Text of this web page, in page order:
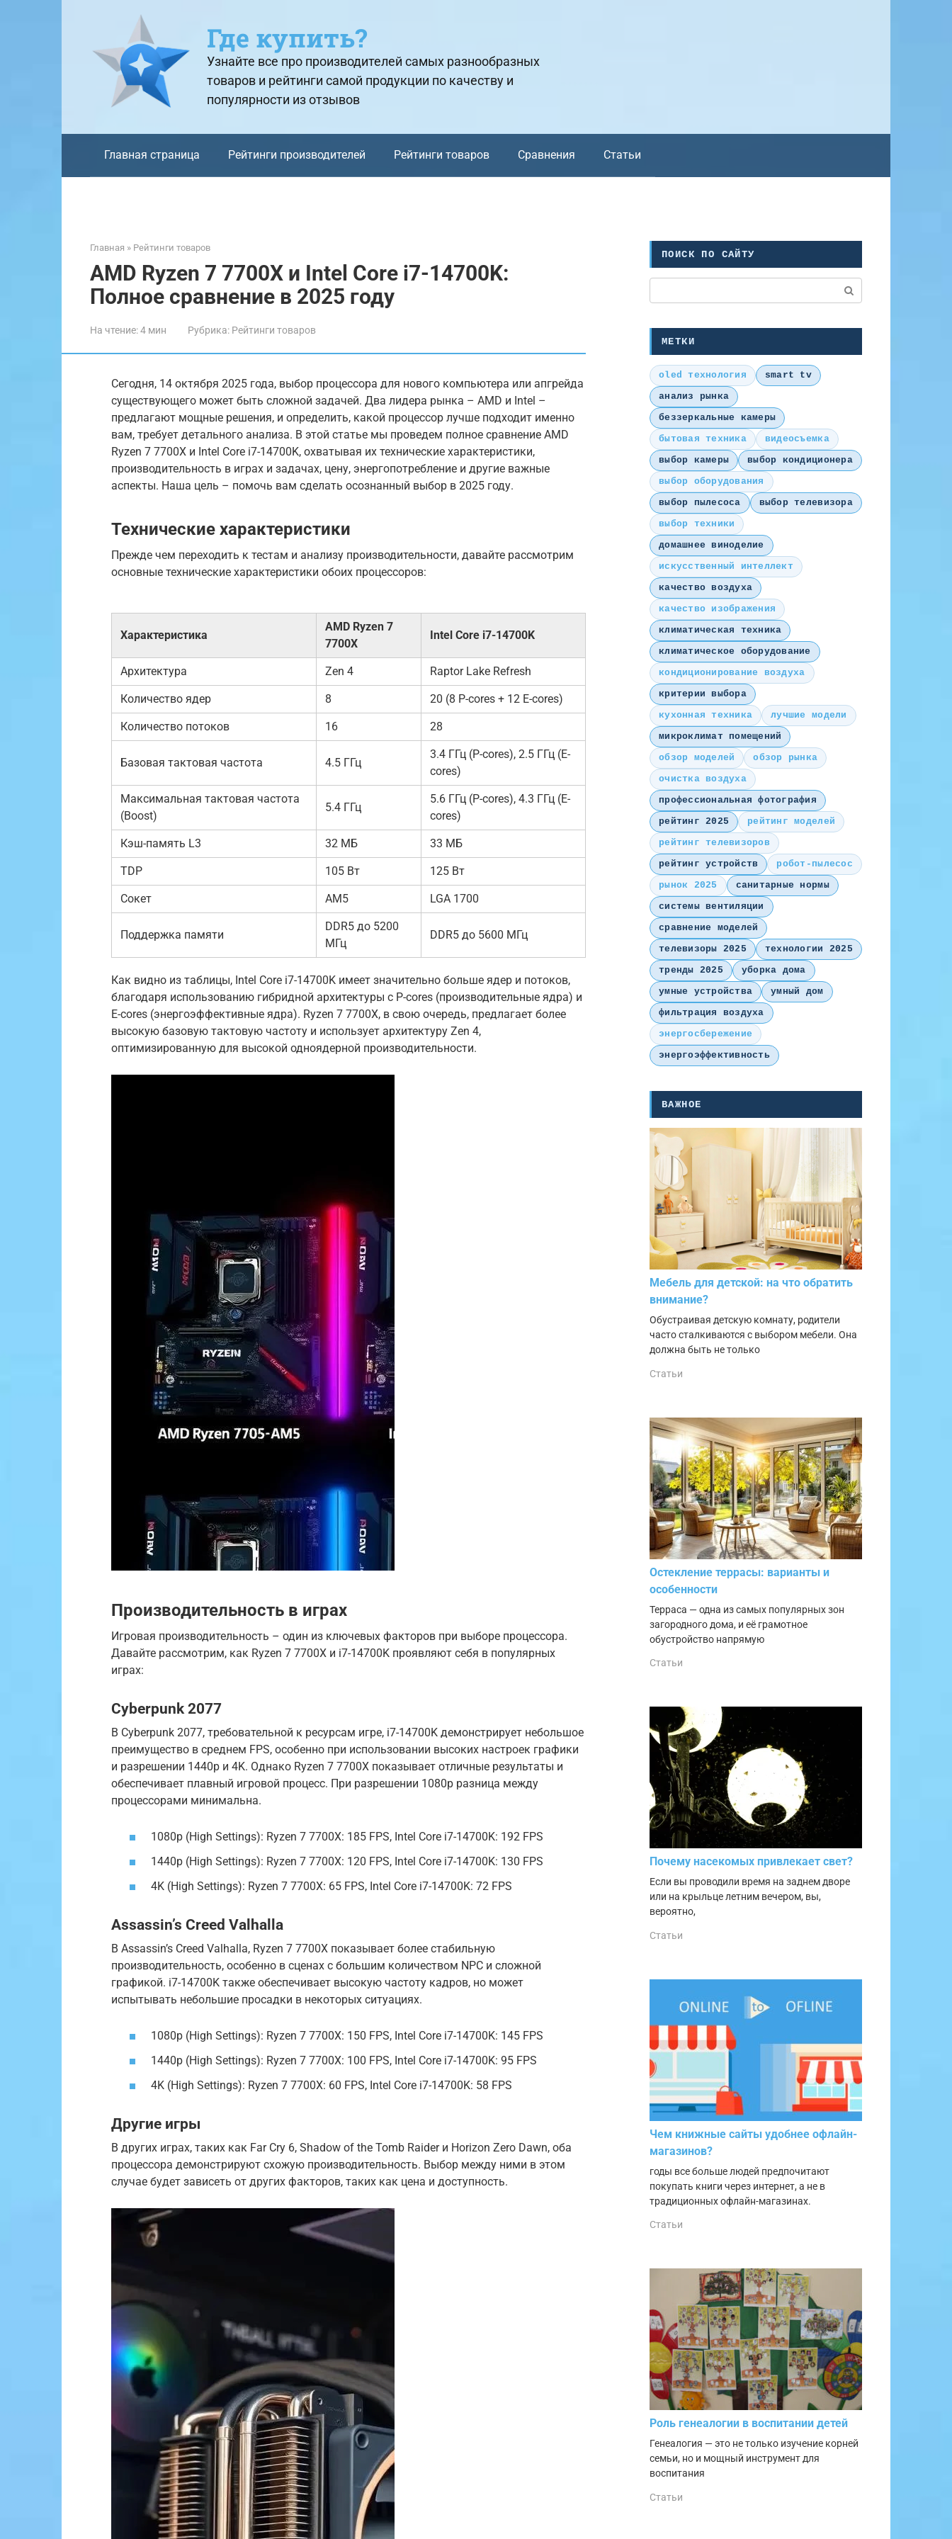
Где купить?
Узнайте все про производителей самых разнообразных
товаров и рейтинги самой продукции по качеству и
популярности из отзывов
Главная страница Рейтинги производителей Рейтинги товаров Сравнения Статьи
Главная » Рейтинги товаров
AMD Ryzen 7 7700X и Intel Core i7-14700K:
Полное сравнение в 2025 году
На чтение:4 мин Рубрика: Рейтинги товаров
Сегодня, 14 октября 2025 года, выбор процессора для нового компьютера или апгрейда
существующего может быть сложной задачей. Два лидера рынка – AMD и Intel –
предлагают мощные решения, и определить, какой процессор лучше подходит именно
вам, требует детального анализа. В этой статье мы проведем полное сравнение AMD
Ryzen 7 7700X и Intel Core i7-14700K, охватывая их технические характеристики,
производительность в играх и задачах, цену, энергопотребление и другие важные
аспекты. Наша цель – помочь вам сделать осознанный выбор в 2025 году.
Технические характеристики
Прежде чем переходить к тестам и анализу производительности, давайте рассмотрим
основные технические характеристики обоих процессоров:
Характеристика
AMD Ryzen 7
7700X
Intel Core i7-14700K
Архитектура Zen 4 Raptor Lake Refresh
Количество ядер 8 20 (8 P-cores + 12 E-cores)
Количество потоков 16 28
Базовая тактовая частота 4.5 ГГц
3.4 ГГц (P-cores), 2.5 ГГц (E-
cores)
Максимальная тактовая частота
(Boost)
5.4 ГГц
5.6 ГГц (P-cores), 4.3 ГГц (E-
cores)
Кэш-память L3 32 МБ 33 МБ
TDP 105 Вт 125 Вт
Сокет AM5 LGA 1700
Поддержка памяти
DDR5 до 5200
МГц
DDR5 до 5600 МГц
Как видно из таблицы, Intel Core i7-14700K имеет значительно больше ядер и потоков,
благодаря использованию гибридной архитектуры с P-cores (производительные ядра) и
E-cores (энергоэффективные ядра). Ryzen 7 7700X, в свою очередь, предлагает более
высокую базовую тактовую частоту и использует архитектуру Zen 4,
оптимизированную для высокой одноядерной производительности.
Производительность в играх
Игровая производительность – один из ключевых факторов при выборе процессора.
Давайте рассмотрим, как Ryzen 7 7700X и i7-14700K проявляют себя в популярных
играх:
Cyberpunk 2077
В Cyberpunk 2077, требовательной к ресурсам игре, i7-14700K демонстрирует небольшое
преимущество в среднем FPS, особенно при использовании высоких настроек графики
и разрешении 1440p и 4K. Однако Ryzen 7 7700X показывает отличные результаты и
обеспечивает плавный игровой процесс. При разрешении 1080p разница между
процессорами минимальна.
1080p (High Settings): Ryzen 7 7700X: 185 FPS, Intel Core i7-14700K: 192 FPS
1440p (High Settings): Ryzen 7 7700X: 120 FPS, Intel Core i7-14700K: 130 FPS
4K (High Settings): Ryzen 7 7700X: 65 FPS, Intel Core i7-14700K: 72 FPS
Assassin’s Creed Valhalla
В Assassin’s Creed Valhalla, Ryzen 7 7700X показывает более стабильную
производительность, особенно в сценах с большим количеством NPC и сложной
графикой. i7-14700K также обеспечивает высокую частоту кадров, но может
испытывать небольшие просадки в некоторых ситуациях.
1080p (High Settings): Ryzen 7 7700X: 150 FPS, Intel Core i7-14700K: 145 FPS
1440p (High Settings): Ryzen 7 7700X: 100 FPS, Intel Core i7-14700K: 95 FPS
4K (High Settings): Ryzen 7 7700X: 60 FPS, Intel Core i7-14700K: 58 FPS
Другие игры
В других играх, таких как Far Cry 6, Shadow of the Tomb Raider и Horizon Zero Dawn, оба
процессора демонстрируют схожую производительность. Выбор между ними в этом
случае будет зависеть от других факторов, таких как цена и доступность.
ПОИСК ПО САЙТУ
МЕТКИ
oled технология
smart tv
анализ рынка
беззеркальные камеры
бытовая техника
видеосъемка
выбор камеры
выбор кондиционера
выбор оборудования
выбор пылесоса
выбор телевизора
выбор техники
домашнее виноделие
искусственный интеллект
качество воздуха
качество изображения
климатическая техника
климатическое оборудование
кондиционирование воздуха
критерии выбора
кухонная техника
лучшие модели
микроклимат помещений
обзор моделей
обзор рынка
очистка воздуха
профессиональная фотография
рейтинг 2025
рейтинг моделей
рейтинг телевизоров
рейтинг устройств
робот-пылесос
рынок 2025
санитарные нормы
системы вентиляции
сравнение моделей
телевизоры 2025
технологии 2025
тренды 2025
уборка дома
умные устройства
умный дом
фильтрация воздуха
энергосбережение
энергоэффективность
ВАЖНОЕ
Мебель для детской: на что обратить
внимание?
Обустраивая детскую комнату, родители
часто сталкиваются с выбором мебели. Она
должна быть не только
Статьи
Остекление террасы: варианты и
особенности
Терраса — одна из самых популярных зон
загородного дома, и её грамотное
обустройство напрямую
Статьи
Почему насекомых привлекает свет?
Если вы проводили время на заднем дворе
или на крыльце летним вечером, вы,
вероятно,
Статьи
Чем книжные сайты удобнее офлайн-
магазинов?
годы все больше людей предпочитают
покупать книги через интернет, а не в
традиционных офлайн-магазинах.
Статьи
Роль генеалогии в воспитании детей
Генеалогия — это не только изучение корней
семьи, но и мощный инструмент для
воспитания
Статьи